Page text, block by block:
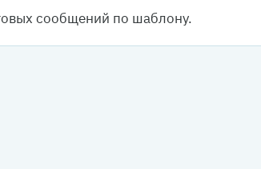
сообщений по шаблону.